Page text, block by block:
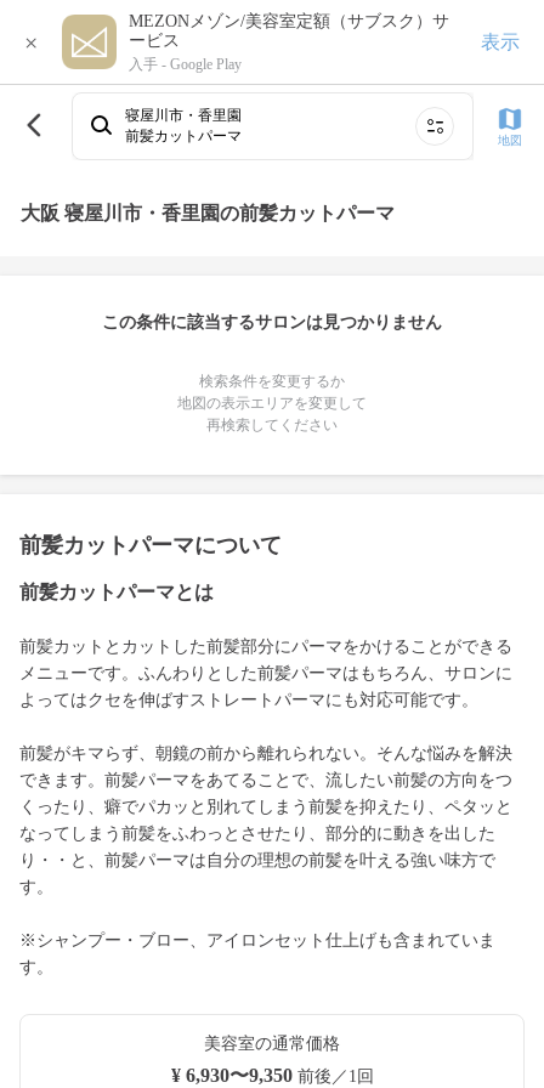
×
MEZONメゾン/美容室定額（サブスク）サ
ービス
入手 - Google Play
表示
寝屋川市・香里園
前髪カットパーマ
地図
大阪 寝屋川市・香里園の前髪カットパーマ
この条件に該当するサロンは見つかりません
検索条件を変更するか
地図の表示エリアを変更して
再検索してください
前髪カットパーマについて
前髪カットパーマとは
前髪カットとカットした前髪部分にパーマをかけることができる
メニューです。ふんわりとした前髪パーマはもちろん、サロンに
よってはクセを伸ばすストレートパーマにも対応可能です。
前髪がキマらず、朝鏡の前から離れられない。そんな悩みを解決
できます。前髪パーマをあてることで、流したい前髪の方向をつ
くったり、癖でパカッと別れてしまう前髪を抑えたり、ペタッと
なってしまう前髪をふわっとさせたり、部分的に動きを出した
り・・と、前髪パーマは自分の理想の前髪を叶える強い味方で
す。
※シャンプー・ブロー、アイロンセット仕上げも含まれていま
す。
美容室の通常価格
¥ 6,930〜9,350前後／1回